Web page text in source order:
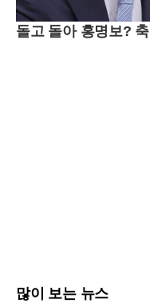
돌고 돌아 홍명보?
많이 보는 뉴스